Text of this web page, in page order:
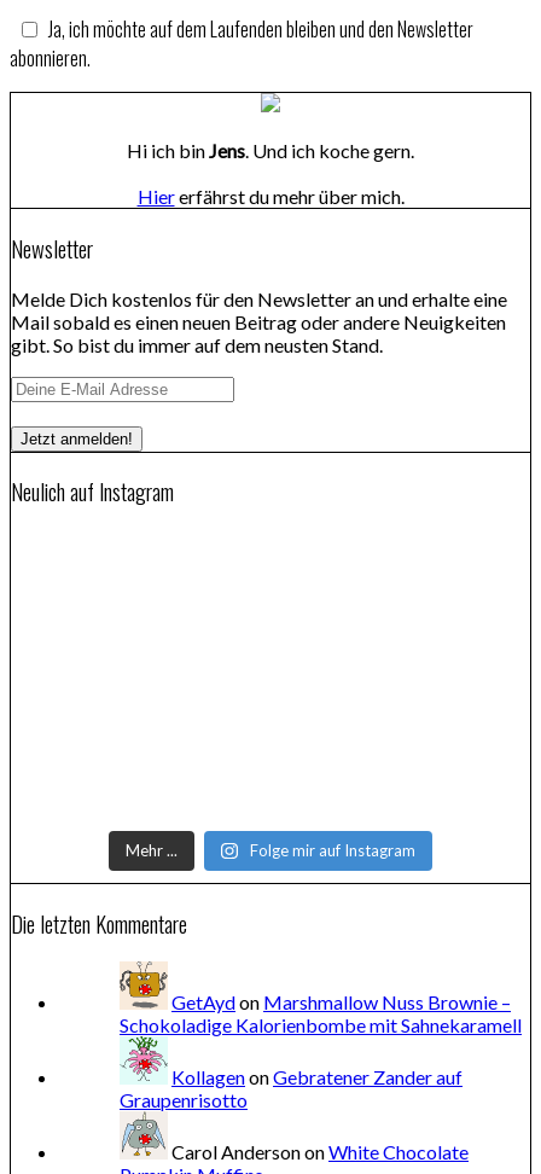
Ja, ich möchte auf dem Laufenden bleiben und den Newsletter
abonnieren.
Hi ich binJens. Und ich koche gern.
Hiererfährst du mehr über mich.
Newsletter
Melde Dich kostenlos für den Newsletter an und erhalte eine
Mail sobald es einen neuen Beitrag oder andere Neuigkeiten
gibt. So bist du immer auf dem neusten Stand.
Neulich auf Instagram
Mehr ... Folge mir auf Instagram
Die letzten Kommentare
GetAydon Marshmallow Nuss Brownie –
Schokoladige Kalorienbombe mit Sahnekaramell
KollagenonGebratener Zander auf
Graupenrisotto
Carol AndersononWhite Chocolate